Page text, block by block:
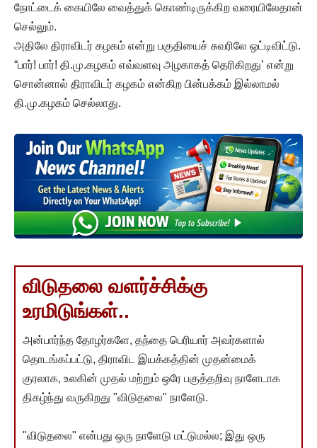
நோட்டைக் கையிலே வைத்துக் கொண்டிருக்கிற வரையிலேதான்
செல்லும்.
அதிலே திராவிடர் கழகம் என்று பகுதியைச் சுவரிலே ஒட்டிவிட்டு.
“பார்! பார்! தி.மு.கழகம் எவ்வளவு அழகாகத் தெரிகிறது’ என்று
சொன்னால் திராவிடர் கழகம் என்கிற பின்பக்கம் இல்லாமல்
தி.மு.கழகம் செல்லாது.
விடுதலை வளர்ச்சிக்கு
உரமிடுங்கள்..
அன்பார்ந்த தோழர்களே, தந்தை பெரியார் அவர்களால்
தொடங்கப்பட்டு, திராவிட இயக்கத்தின் முதன்மைக்
குரலாக, உலகின் முதல் மற்றும் ஒரே பகுத்தறிவு நாளேடாக
திகழ்ந்து வருகிறது "விடுதலை" நாளேடு.
"விடுதலை" என்பது ஒரு நாளேடு மட்டுமல்ல; இது ஒரு